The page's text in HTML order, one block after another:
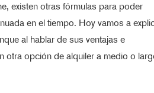
existen otras fórmulas para poder
en el tiempo. Hoy vamos a
al hablar de sus ventajas e
otra opción de alquiler a medio o